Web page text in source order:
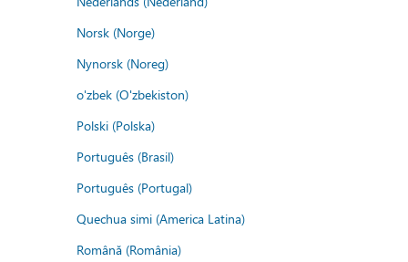
Norsk (Norge)
Nynorsk (Noreg)
o'zbek (O'zbekiston)
Polski (Polska)
Português (Brasil)
Português (Portugal)
Quechua simi (America Latina)
Română (România)